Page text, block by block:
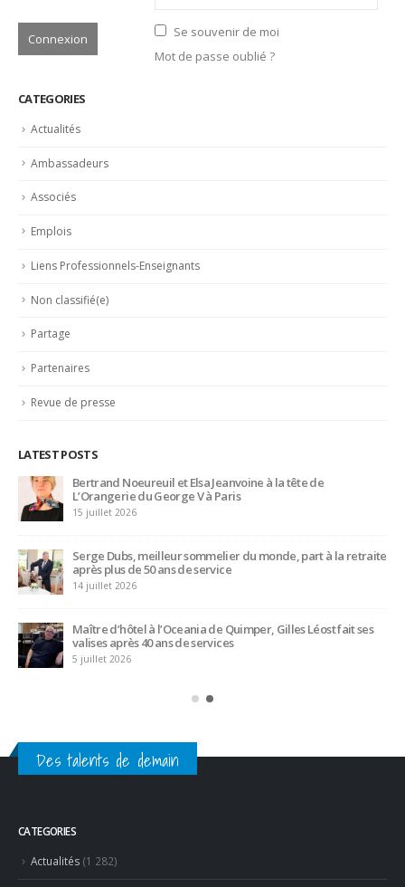
Se souvenir de moi
Mot de passe oublié ?
CATEGORIES
Actualités
Ambassadeurs
Associés
Emplois
Liens Professionnels-Enseignants
Non classifié(e)
Partage
Partenaires
Revue de presse
LATEST POSTS
Bertrand Noeureuil et Elsa Jeanvoine à la tête de
L’Orangerie du George V à Paris
15 juillet 2026
Serge Dubs, meilleur sommelier du monde, part à la retraite
après plus de 50 ans de service
14 juillet 2026
Maître d’hôtel à l’Oceania de Quimper, Gilles Léost fait ses
valises après 40 ans de services
5 juillet 2026
Des talents de demain
CATEGORIES
Actualités (1 282)